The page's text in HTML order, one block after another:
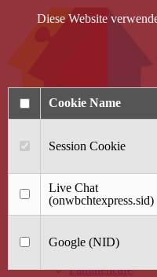
Anmelden
Startseite
Treffpunkt Jung & Alt
40 Jahre
Familiencafé
Diese Website
Cookie Name
Session Cookie
Live Chat
(onwbchtexpress.sid)
Google (NID)